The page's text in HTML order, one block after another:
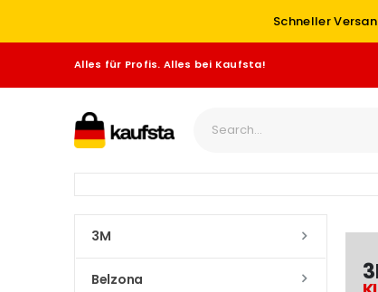
Schneller
Alles für Profis. Alles bei Kaufsta!
3M
Belzona